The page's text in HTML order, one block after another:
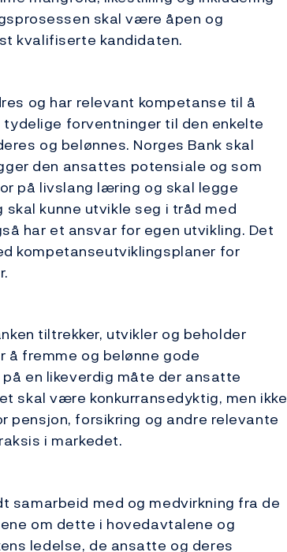
skal være åpen og
kvalifiserte kandidaten.
og har relevant kompetanse til å
forventninger til den enkelte
og belønnes. Norges Bank skal
den ansattes potensiale og som
på livslang læring og skal legge
kunne utvikle seg i tråd med
har et ansvar for egen utvikling. Det
kompetanseutviklingsplaner for
tiltrekker, utvikler og beholder
fremme og belønne gode
en likeverdig måte der ansatte
skal være konkurransedyktig, men ikke
pensjon, forsikring og andre relevante
i markedet.
samarbeid med og medvirkning fra de
om dette i hovedavtalene og
ledelse, de ansatte og deres